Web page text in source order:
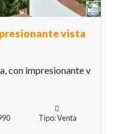
vista
con impresionante v
Tipo: Venta